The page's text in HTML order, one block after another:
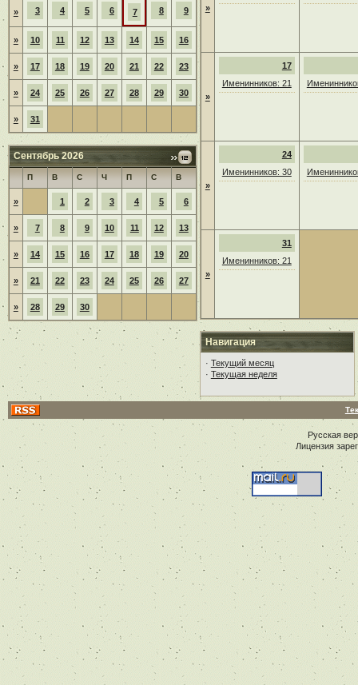
» 3 4 5 6 7 8 9
» 10 11 12 13 14 15 16
» 17 18 19 20 21 22 23
» 24 25 26 27 28 29 30
» 31
Сентябрь 2026
П В С Ч П С В
» 1 2 3 4 5 6
» 7 8 9 10 11 12 13
» 14 15 16 17 18 19 20
» 21 22 23 24 25 26 27
» 28 29 30
»
»
17
Именинников: 21
»
24
Именинников: 30
»
31
Именинников: 21
Навигация
· Текущий месяц
· Текущая неделя
Русская
Лицензия